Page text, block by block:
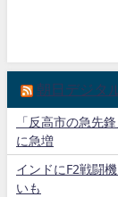
朝日デジタ
「反高市の急先
に急増
インドにF2戦闘
いも